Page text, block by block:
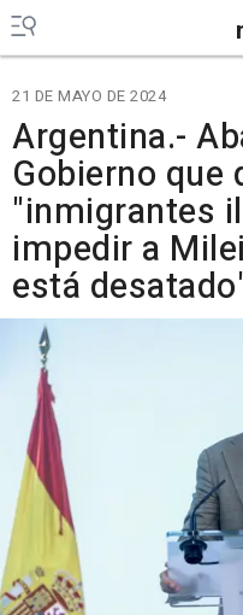
21 DE MAYO DE 2024
Argentina.-
Gobierno que
"inmigrantes
impedir a
está